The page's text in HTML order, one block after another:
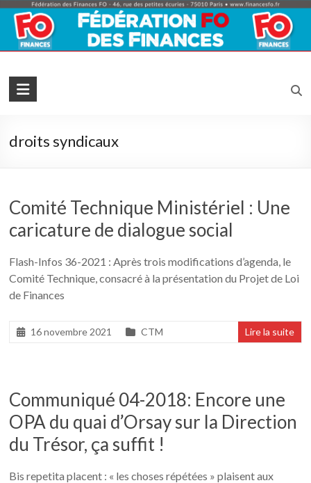
Skip
content
Fédération
Finances
droits syndicaux
Comité Technique Ministériel : Une
caricature de dialogue social
Flash-Infos 36-2021 : Après trois modifications d’agenda, le
Comité Technique, consacré à la présentation du Projet de Loi
de Finances
16 novembre 2021 CTM Lire la suite
Communiqué 04-2018: Encore une
OPA du quai d’Orsay sur la Direction
du Trésor, ça suffit !
Bis repetita placent : « les choses répétées » plaisent aux